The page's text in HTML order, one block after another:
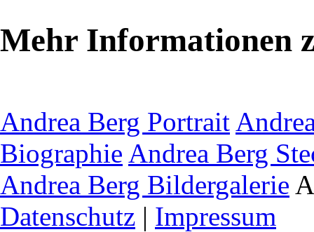
Mehr Informationen
Andrea Berg Portrait
Biographie Andrea Berg
Andrea Berg Bildergalerie
Datenschutz | Impressum